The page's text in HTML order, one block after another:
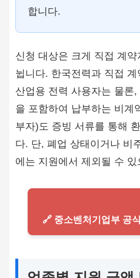
합니다.
신청 대상은 크게 직접 계
뉩니다. 한국전력과 직접
산업용 전력 사용자는 물론
을 포함하여 납부하는 비계
부자)도 증빙 서류를 통해
다. 단, 폐업 상태이거나 비
에는 지원에서 제외될 수
🔗 중소벤처기업부 공